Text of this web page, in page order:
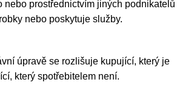
nebo prostřednictvím jiných podnikatelů
nebo poskytuje služby.
úpravě se rozlišuje kupující, který je
který spotřebitelem není.